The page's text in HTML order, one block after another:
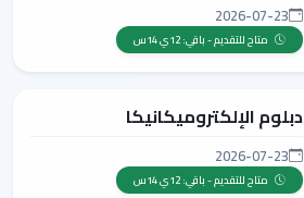
2026-07-23
متاح للتقديم - باقي: 12ي 14س
دبلوم الإلكتروميكانيكا
2026-07-23
متاح للتقديم - باقي: 12ي 14س